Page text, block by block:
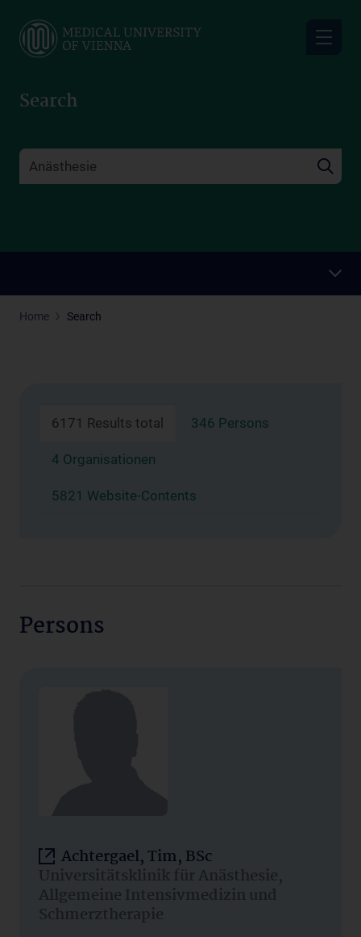
main
Search
Home Search
6171 Results total 346 Persons
4 Organisationen
5821 Website-Contents
Persons
Achtergael, Tim, BSc
Universitätsklinik für Anästhesie,
Allgemeine Intensivmedizin und
Schmerztherapie